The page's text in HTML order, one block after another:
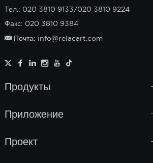
Тел.: 020 3810 9133/020 3810 9224
Факс: 020 3810 9384
Почта: info@relacart.com
Продукты
Приложение
Проект